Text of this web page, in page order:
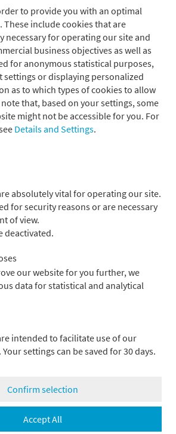
to provide you with an optimal
These include cookies that are
necessary for operating our site and
business objectives as well as
for anonymous statistical purposes,
or displaying personalized
as to which types of cookies to allow
that, based on your settings, some
might not be accessible for you. For
Details and Settings.
absolutely vital for operating our site.
for security reasons or are necessary
of view.
deactivated.
our website for you further, we
data for statistical and analytical
intended to facilitate use of our
settings can be saved for 30 days.
Confirm selection
Accept All
seit ihrer Gründung im Jahr 2019 nur
alle US-Mitglieder halten der
wesentlicher Grund für diese Stabilität ist
nachhaltiges Investieren mittlerweile für
spielt. So zeigt eine
zu den Anlagestrategien der
Owner ein hohes Maß an
der Bedeutung von ESG-
Mitgestaltung von Unternehmens-
„Active Ownership“) und der
setzen sich Klimaziele
Targets initiative (SBTi)
& Netto-Null-Ziele
der globalen Marktkapitalisierung
August 2025, Metzler